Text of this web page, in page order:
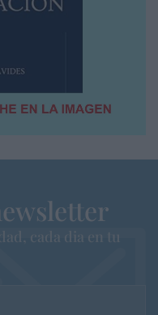
cada dia en tu